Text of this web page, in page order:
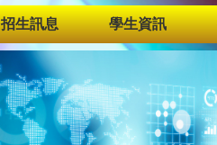
招生訊息 學生資訊